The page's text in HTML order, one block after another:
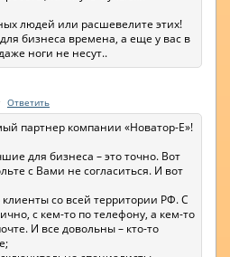
людей или расшевелите этих!
бизнеса времена, а еще у вас в
ноги не несут..
Ответить
партнер компании «Новатор-Е»!
для бизнеса – это точно. Вот
с Вами не согласиться. И вот
со всей территории РФ. С
с кем-то по телефону, а кем-то
И все довольны – кто-то